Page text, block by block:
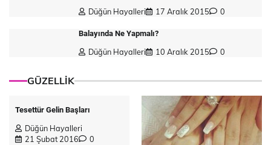
Düğün Hayalleri 17 Aralık 2015 0
Balayında Ne Yapmalı?
Düğün Hayalleri 10 Aralık 2015 0
GÜZELLİK
Tesettür Gelin Başları
Düğün Hayalleri
21 Şubat 2016
0